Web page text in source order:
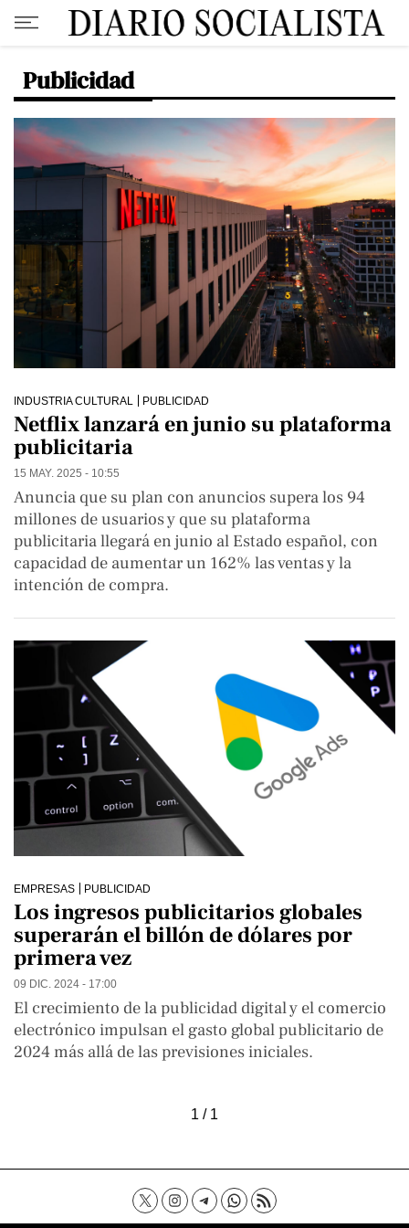
Publicidad
INDUSTRIA CULTURAL PUBLICIDAD
Netflix lanzará en junio su plataforma
publicitaria
15 MAY. 2025 - 10:55
Anuncia que su plan con anuncios supera los 94
millones de usuarios y que su plataforma
publicitaria llegará en junio al Estado español, con
capacidad de aumentar un 162% las ventas y la
intención de compra.
EMPRESAS PUBLICIDAD
Los ingresos publicitarios globales
superarán el billón de dólares por
primera vez
09 DIC. 2024 - 17:00
El crecimiento de la publicidad digital y el comercio
electrónico impulsan el gasto global publicitario de
2024 más allá de las previsiones iniciales.
1 / 1